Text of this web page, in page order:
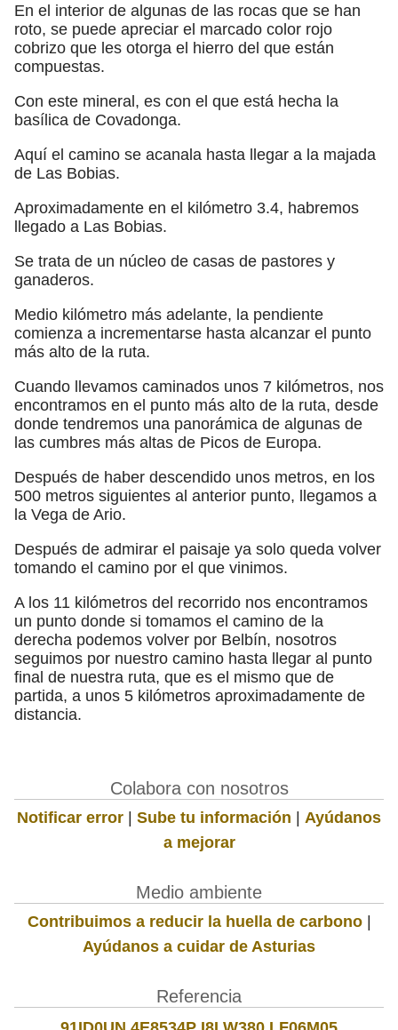
En el interior de algunas de las rocas que se han
roto, se puede apreciar el marcado color rojo
cobrizo que les otorga el hierro del que están
compuestas.
Con este mineral, es con el que está hecha la
basílica de Covadonga.
Aquí el camino se acanala hasta llegar a la majada
de Las Bobias.
Aproximadamente en el kilómetro 3.4, habremos
llegado a Las Bobias.
Se trata de un núcleo de casas de pastores y
ganaderos.
Medio kilómetro más adelante, la pendiente
comienza a incrementarse hasta alcanzar el punto
más alto de la ruta.
Cuando llevamos caminados unos 7 kilómetros, nos
encontramos en el punto más alto de la ruta, desde
donde tendremos una panorámica de algunas de
las cumbres más altas de Picos de Europa.
Después de haber descendido unos metros, en los
500 metros siguientes al anterior punto, llegamos a
la Vega de Ario.
Después de admirar el paisaje ya solo queda volver
tomando el camino por el que vinimos.
A los 11 kilómetros del recorrido nos encontramos
un punto donde si tomamos el camino de la
derecha podemos volver por Belbín, nosotros
seguimos por nuestro camino hasta llegar al punto
final de nuestra ruta, que es el mismo que de
partida, a unos 5 kilómetros aproximadamente de
distancia.
Colabora con nosotros
Notificar error | Sube tu información | Ayúdanos
a mejorar
Medio ambiente
Contribuimos a reducir la huella de carbono|
Ayúdanos a cuidar de Asturias
Referencia